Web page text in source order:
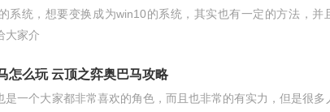
系统，想要变换成为win10的系统，其实也有一定的方法，并
大家介
怎么玩 云顶之弈奥巴马攻略
是一个大家都非常喜欢的角色，而且也非常的有实力，但是很